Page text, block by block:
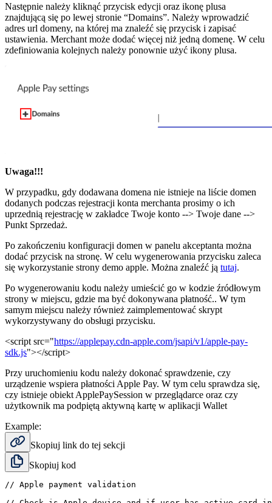
Następnie należy kliknąć przycisk edycji oraz ikonę plusa
znajdującą się po lewej stronie “Domains”. Należy wprowadzić
adres url domeny, na której ma znaleźć się przycisk i zapisać
ustawienia. Merchant może dodać więcej niż jedną domenę. W celu
zdefiniowania kolejnych należy ponownie użyć ikony plusa.
Uwaga!!!
W przypadku, gdy dodawana domena nie istnieje na liście domen
dodanych podczas rejestracji konta merchanta prosimy o ich
uprzednią rejestrację w zakładce Twoje konto --> Twoje dane -->
Punkt Sprzedaż.
Po zakończeniu konfiguracji domen w panelu akceptanta można
dodać przycisk na stronę. W celu wygenerowania przycisku zaleca
się wykorzystanie strony demo apple. Można znaleźć ją tutaj.
Po wygenerowaniu kodu należy umieścić go w kodzie źródłowym
strony w miejscu, gdzie ma być dokonywana płatność.. W tym
samym miejscu należy również zaimplementować skrypt
wykorzystywany do obsługi przycisku.
<script src="https://applepay.cdn-apple.com/jsapi/v1/apple-pay-
sdk.js"></script>
Przy uruchomieniu kodu należy dokonać sprawdzenie, czy
urządzenie wspiera płatności Apple Pay. W tym celu sprawdza się,
czy istnieje obiekt ApplePaySession w przeglądarce oraz czy
użytkownik ma podpiętą aktywną kartę w aplikacji Wallet
Example:
Skopiuj link do tej sekcji
Skopiuj kod
// Apple payment validation